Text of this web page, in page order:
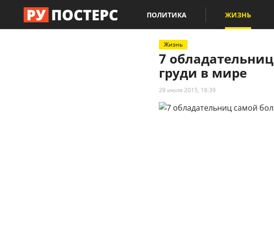
ПОЛИТИКА ЖИЗНЬ
Жизнь
7
груди в мире
28 июля 2015, 18:39